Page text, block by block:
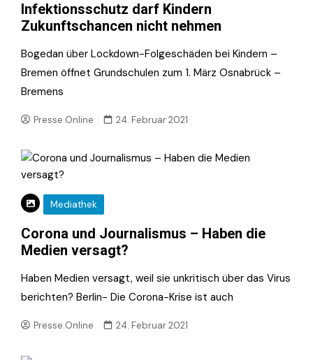
Infektionsschutz darf Kindern
Zukunftschancen nicht nehmen
Bogedan über Lockdown-Folgeschäden bei Kindern –
Bremen öffnet Grundschulen zum 1. März Osnabrück –
Bremens
Presse.Online 24. Februar 2021
Mediathek
Corona und Journalismus – Haben die
Medien versagt?
Haben Medien versagt, weil sie unkritisch über das Virus
berichten? Berlin- Die Corona-Krise ist auch
Presse.Online 24. Februar 2021